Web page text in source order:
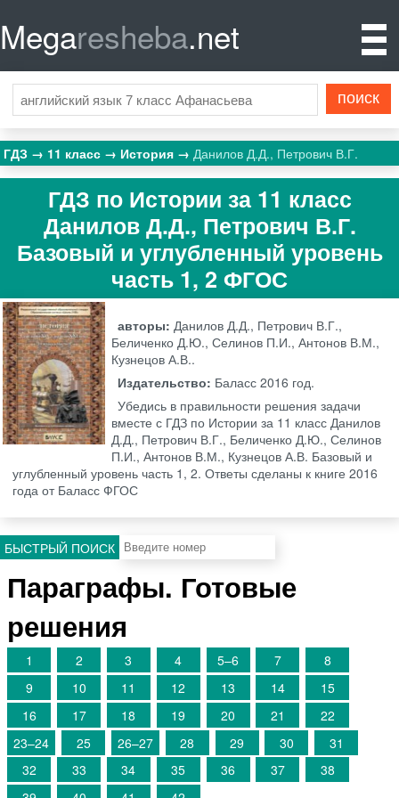
Megaresheba.net
ГДЗ 11 класс История Данилов Д.Д., Петрович В.Г.
ГДЗ по Истории за 11 класс
Данилов Д.Д., Петрович В.Г.
Базовый и углубленный уровень
часть 1, 2 ФГОС
авторы:Данилов Д.Д., Петрович В.Г.,
Беличенко Д.Ю., Селинов П.И., Антонов В.М.,
Кузнецов А.В..
Издательство: Баласс 2016 год.
Убедись в правильности решения задачи
вместе с ГДЗ по Истории за 11 класс Данилов
Д.Д., Петрович В.Г., Беличенко Д.Ю., Селинов
П.И., Антонов В.М., Кузнецов А.В. Базовый и
углубленный уровень часть 1, 2. Ответы сделаны к книге 2016
года от Баласс ФГОС
БЫСТРЫЙ ПОИСК
Параграфы. Готовые
решения
1 2 3 4 5–6 7
8
9
10 11 12 13 14
15
16
17 18 19 20 21
22
23–24
25 26–27 28 29 30
31
32
33 34 35 36 37
38